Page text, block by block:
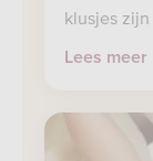
klusjes
Lees meer